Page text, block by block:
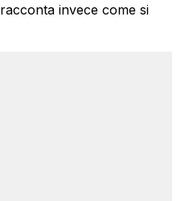
racconta invece come si